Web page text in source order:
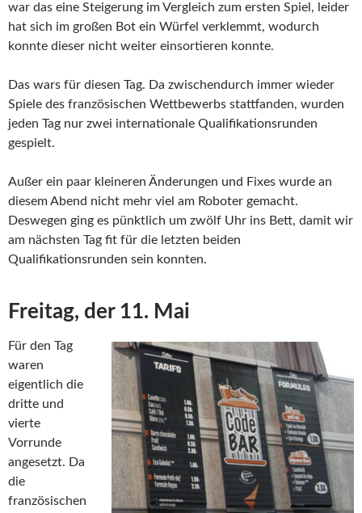
war das eine Steigerung im Vergleich zum ersten Spiel, leider
hat sich im großen Bot ein Würfel verklemmt, wodurch
konnte dieser nicht weiter einsortieren konnte.
Das wars für diesen Tag. Da zwischendurch immer wieder
Spiele des französischen Wettbewerbs stattfanden, wurden
jeden Tag nur zwei internationale Qualifikationsrunden
gespielt.
Außer ein paar kleineren Änderungen und Fixes wurde an
diesem Abend nicht mehr viel am Roboter gemacht.
Deswegen ging es pünktlich um zwölf Uhr ins Bett, damit wir
am nächsten Tag fit für die letzten beiden
Qualifikationsrunden sein konnten.
Freitag, der 11. Mai
Für den Tag
waren
eigentlich die
dritte und
vierte
Vorrunde
angesetzt. Da
die
französischen